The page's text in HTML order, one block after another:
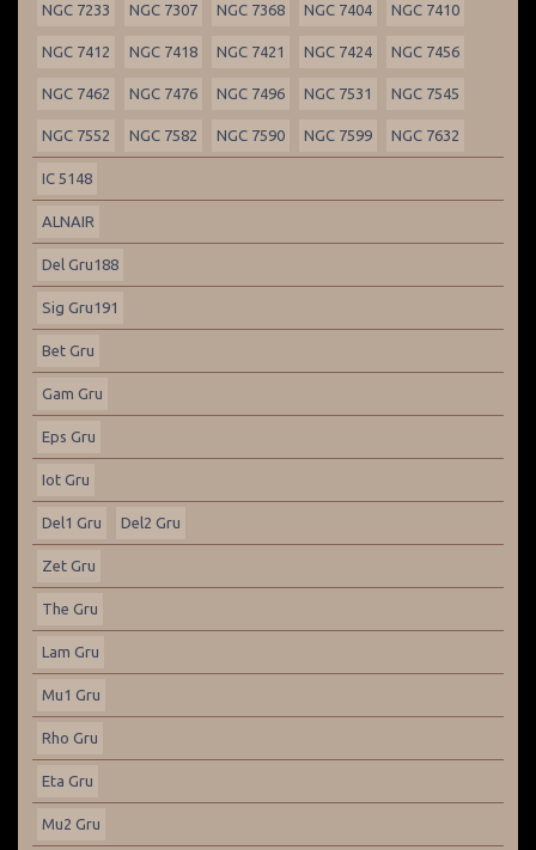
NGC 7233 NGC 7307 NGC 7368 NGC 7404 NGC 7410
NGC 7412 NGC 7418 NGC 7421 NGC 7424 NGC 7456
NGC 7462 NGC 7476 NGC 7496 NGC 7531 NGC 7545
NGC 7552 NGC 7582 NGC 7590 NGC 7599 NGC 7632
IC 5148
ALNAIR
Del Gru188
Sig Gru191
Bet Gru
Gam Gru
Eps Gru
Iot Gru
Del1 Gru Del2 Gru
Zet Gru
The Gru
Lam Gru
Mu1 Gru
Rho Gru
Eta Gru
Mu2 Gru